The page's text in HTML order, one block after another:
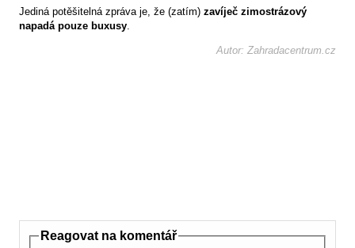
Jediná potěšitelná zpráva je, že (zatím) zavíječ zimostrázový
napadá pouze buxusy.
Autor: Zahradacentrum.cz
Reagovat na komentář